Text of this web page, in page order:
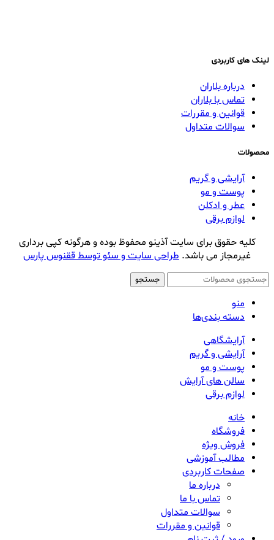
لینک های کاربردی
درباره بلاران
تماس با بلاران
قوانین و مقررات
سوالات متداول
محصولات
آرایشی و گریم
پوست و مو
عطر و ادکلن
لوازم برقی
کلیه حقوق برای سایت آذینو محفوظ بوده و هرگونه کپی برداری
غیرمجاز می باشد. طراحی سایت و سئو توسط ققنوس پارس
جستجو
منو
دسته بندی‌ها
آرایشگاهی
آرایشی و گریم
پوست و مو
سالن های آرایش
لوازم برقی
خانه
فروشگاه
فروش ویژه
مطالب آموزشی
صفحات کاربردی
درباره ما
تماس با ما
سوالات متداول
قوانین و مقررات